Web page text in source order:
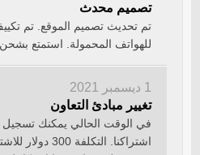
تصميم محدث
تم تحديث تصميم الموقع. تم
للهواتف المحمولة. استمتع
1 ديسمبر 2021
تغيير مبادئ التعاون
في الوقت الحالي يمكنك تسجيل
اشتراكنا. التكلفة